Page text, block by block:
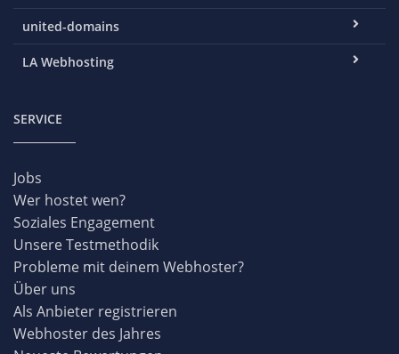
united-domains
LA Webhosting
SERVICE
Jobs
Wer hostet wen?
Soziales Engagement
Unsere Testmethodik
Probleme mit deinem Webhoster?
Über uns
Als Anbieter registrieren
Webhoster des Jahres